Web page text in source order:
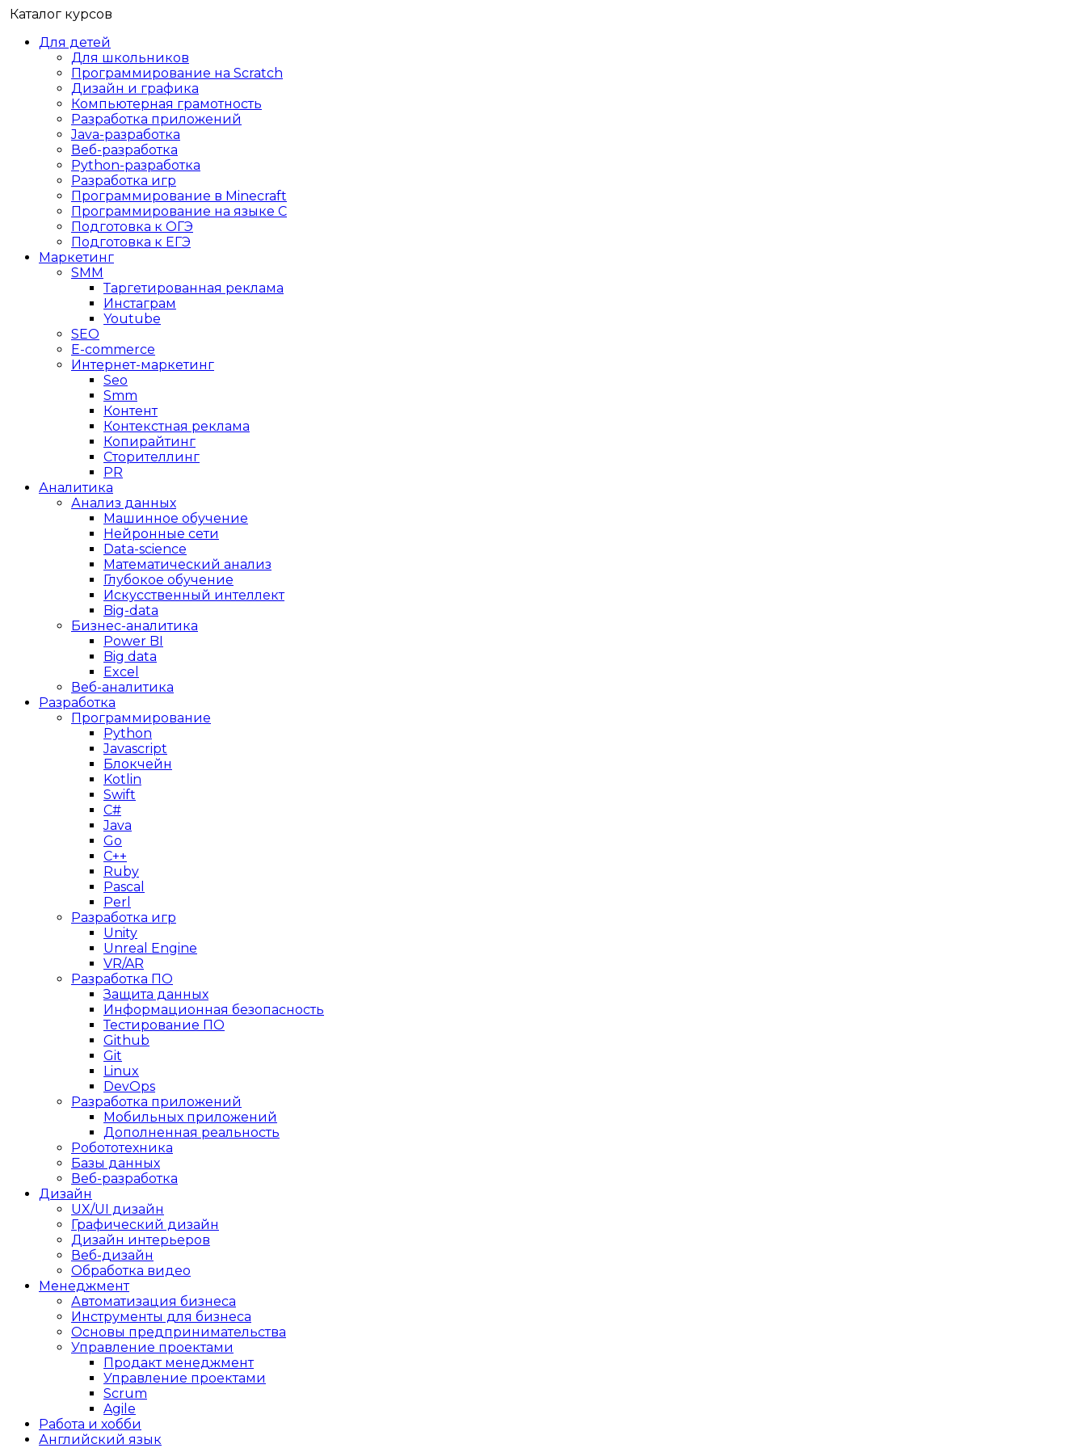
Каталог курсов
Для детей
Для школьников
Программирование на Scratch
Дизайн и графика
Компьютерная грамотность
Разработка приложений
Java-разработка
Веб-разработка
Python-разработка
Разработка игр
Программирование в Minecraft
Программирование на языке C
Подготовка к ОГЭ
Подготовка к ЕГЭ
Маркетинг
SMM
Таргетированная реклама
Инстаграм
Youtube
SEO
E-сommerce
Интернет-маркетинг
Seo
Smm
Контент
Контекстная реклама
Копирайтинг
Сторителлинг
PR
Аналитика
Анализ данных
Машинное обучение
Нейронные сети
Data-science
Математический анализ
Глубокое обучение
Искусственный интеллект
Big-data
Бизнес-аналитика
Power BI
Big data
Excel
Веб-аналитика
Разработка
Программирование
Python
Javascript
Блокчейн
Kotlin
Swift
C#
Java
Go
C++
Ruby
Pascal
Perl
Разработка игр
Unity
Unreal Engine
VR/AR
Разработка ПО
Защита данных
Информационная безопасность
Тестирование ПО
Github
Git
Linux
DevOps
Разработка приложений
Мобильных приложений
Дополненная реальность
Робототехника
Базы данных
Веб-разработка
Дизайн
UX/UI дизайн
Графический дизайн
Дизайн интерьеров
Веб-дизайн
Обработка видео
Менеджмент
Автоматизация бизнеса
Инструменты для бизнеса
Основы предпринимательства
Управление проектами
Продакт менеджмент
Управление проектами
Scrum
Agile
Работа и хобби
Английский язык